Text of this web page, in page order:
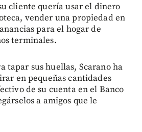
cliente quería usar el dinero
vender una propiedad en
para el hogar de
terminales.
tapar sus huellas, Scarano ha
en pequeñas cantidades
de su cuenta en el Banco
a amigos que le